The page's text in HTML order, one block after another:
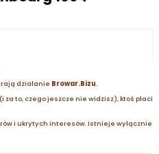
działanie Browar.Bizu.
za to, czego jeszcze nie widzisz), ktoś płaci
i ukrytych interesów. Istnieje wyłącznie